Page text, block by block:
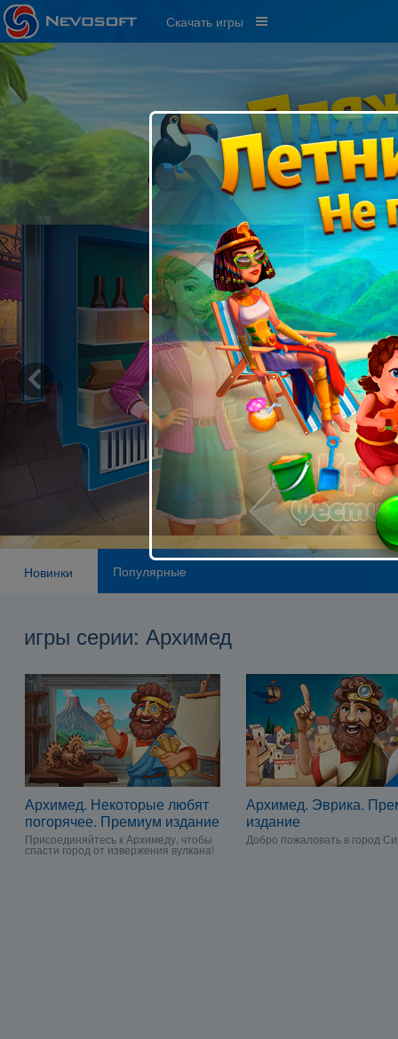
Скачать игры
Новинки Популярные
игры серии: Архимед
Архимед. Некоторые любят
погорячее. Премиум издание
Присоединяйтесь к Архимеду, чтобы
спасти город от извержения вулкана!
Архимед. Эврика.
издание
Добро пожаловать в город